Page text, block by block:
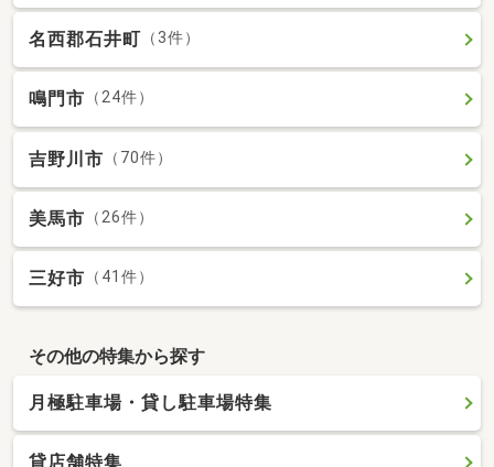
名西郡石井町 （3件）
鳴門市 （24件）
吉野川市 （70件）
美馬市 （26件）
三好市 （41件）
その他の特集から探す
月極駐車場・貸し駐車場特集
貸店舗特集